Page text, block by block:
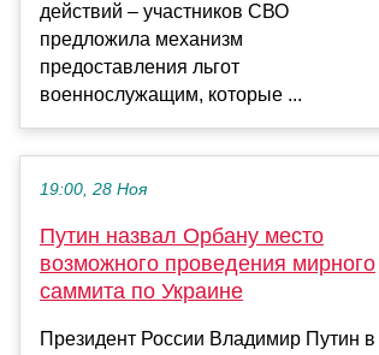
действий – участников СВО
предложила механизм
предоставления льгот
военнослужащим, которые ...
19:00, 28 Ноя
Путин назвал Орбану место
возможного проведения мирного
саммита по Украине
Президент России Владимир Путин в